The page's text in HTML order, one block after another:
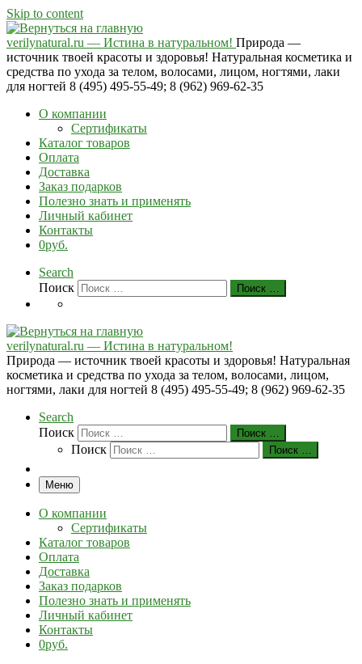
Skip to content
verilynatural.ru — Истина в натуральном! Природа —
источник твоей красоты и здоровья! Натуральная косметика и
средства по ухода за телом, волосами, лицом, ногтями, лаки
для ногтей 8 (495) 495-55-49; 8 (962) 969-62-35
О компании
Сертификаты
Каталог товаров
Оплата
Доставка
Заказ подарков
Полезно знать и применять
Личный кабинет
Контакты
0руб.
Search
Поиск
Поиск …
verilynatural.ru — Истина в натуральном!
Природа — источник твоей красоты и здоровья! Натуральная
косметика и средства по ухода за телом, волосами, лицом,
ногтями, лаки для ногтей 8 (495) 495-55-49; 8 (962) 969-62-35
Search
Поиск
Поиск …
Поиск Поиск …
Меню
О компании
Сертификаты
Каталог товаров
Оплата
Доставка
Заказ подарков
Полезно знать и применять
Личный кабинет
Контакты
0руб.